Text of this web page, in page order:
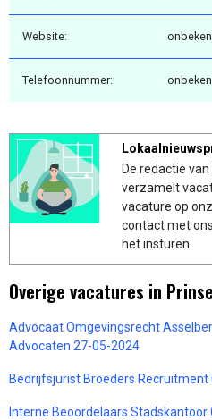
Website:
Telefoonnummer:
De redactie
verzamelt
vacature op
contact met
het insturen.
Overige vacatures in
Advocaat Omgevingsrecht
Advocaten 27-05-2024
Bedrijfsjurist Broeders
Interne Beoordelaars